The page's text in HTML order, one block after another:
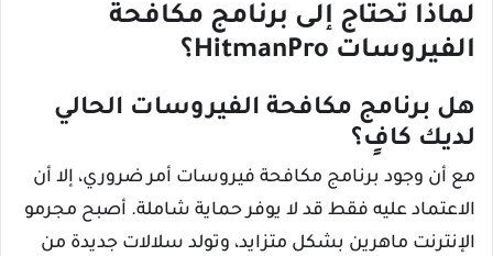
لماذا تحتاج إلى برنامج مكافحة
الفيروسات HitmanPro؟
هل برنامج مكافحة الفيروسات الحالي
لديك كافٍ؟
مع أن وجود برنامج مكافحة فيروسات أمر ضروري، إلا أن
الاعتماد عليه فقط قد لا يوفر حماية شاملة. أصبح مجرمو
الإنترنت ماهرين بشكل متزايد، وتولد سلالات جديدة من